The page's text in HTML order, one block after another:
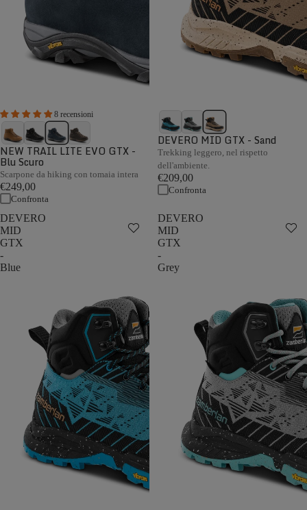
8 recensioni
NEW TRAIL LITE EVO GTX -
Blu Scuro
Scarpone da hiking con tomaia intera
€249,00
Confronta
DEVERO MID GTX - Sand
Trekking leggero, nel rispetto
dell'ambiente.
€209,00
Confronta
DEVERO
MID
GTX
-
Blue
DEVERO
MID
GTX
-
Grey